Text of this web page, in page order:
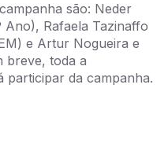
são: Neder
Ano), Rafaela Tazinaffo
e Artur Nogueira e
breve, toda a
participar da campanha.